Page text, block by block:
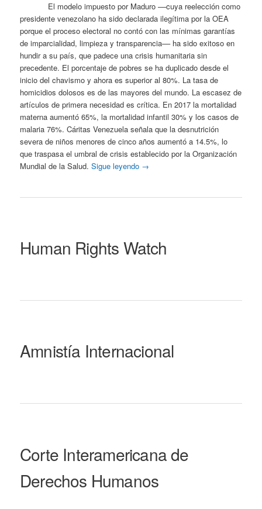
El modelo impuesto por Maduro ––cuya reelección como
presidente venezolano ha sido declarada ilegítima por la OEA
porque el proceso electoral no contó con las mínimas garantías
de imparcialidad, limpieza y transparencia–– ha sido exitoso en
hundir a su país, que padece una crisis humanitaria sin
precedente. El porcentaje de pobres se ha duplicado desde el
inicio del chavismo y ahora es superior al 80%. La tasa de
homicidios dolosos es de las mayores del mundo. La escasez de
artículos de primera necesidad es crítica. En 2017 la mortalidad
materna aumentó 65%, la mortalidad infantil 30% y los casos de
malaria 76%. Cáritas Venezuela señala que la desnutrición
severa de niños menores de cinco años aumentó a 14.5%, lo
que traspasa el umbral de crisis establecido por la Organización
Mundial de la Salud.Sigue leyendo →
Human Rights Watch
Amnistía Internacional
Corte Interamericana de
Derechos Humanos